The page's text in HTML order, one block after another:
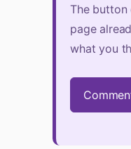
The button
page
what you